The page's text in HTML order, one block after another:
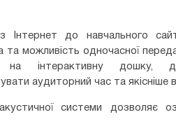
Інтернет до навчального
та можливість одночасної
на інтерактивну дошку,
аудиторний час та якісніше
системи дозволяє